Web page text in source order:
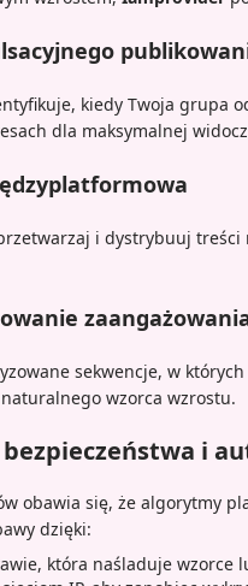
kiedy Twoja grupa
dla maksymalnej
i dystrybuuj
sekwencje, w
wzorca wzrostu.
i
obawia się, że algorytmy
dzięki:
która naśladuje wzorce